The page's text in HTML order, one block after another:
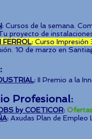
: Cursos de la semana.
proyecto de
FERROL: Curso Impresión
10 de marzo en
:
: II Premio a la
Profesional:
by COETICOR: O
: Axudas Plan de Empleo